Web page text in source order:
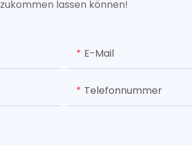
zukommen lassen können!
E-Mail
Telefonnummer